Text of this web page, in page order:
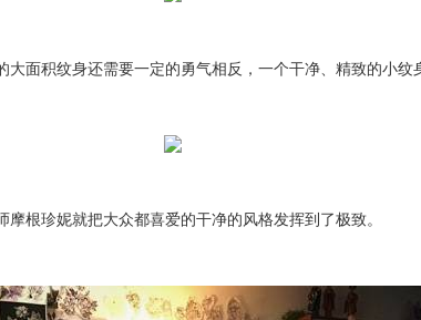
大面积纹身还需要一定的勇气相反，一个干净、精致的小纹
摩根珍妮就把大众都喜爱的干净的风格发挥到了极致。